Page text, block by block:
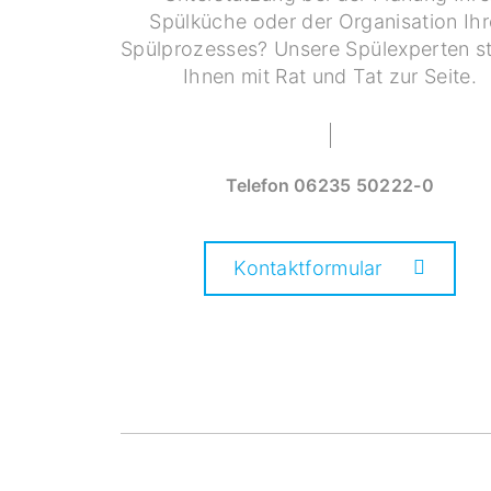
Spülküche oder der Organisation
Spülprozesses? Unsere Spülexperten
Ihnen mit Rat und Tat zur Seite.
Telefon 06235 50222-0
Kontaktformular